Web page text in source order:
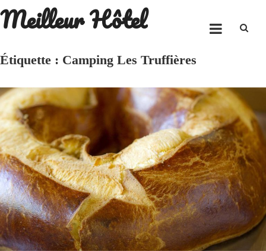
Skip
to
Meilleur Hôtel
Étiquette : Camping Les Truffières